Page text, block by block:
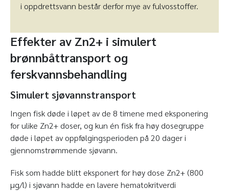
i oppdrettsvann består derfor mye av fulvosstoffer.
Effekter av Zn2+ i simulert
brønnbåttransport og
ferskvannsbehandling
Simulert sjøvannstransport
Ingen fisk døde i løpet av de 8 timene med eksponering
for ulike Zn2+ doser, og kun én fisk fra høy dosegruppe
døde i løpet av oppfølgingsperioden på 20 dager i
gjennomstrømmende sjøvann.
Fisk som hadde blitt eksponert for høy dose Zn2+(800
µg/l) i sjøvann hadde en lavere hematokritverdi